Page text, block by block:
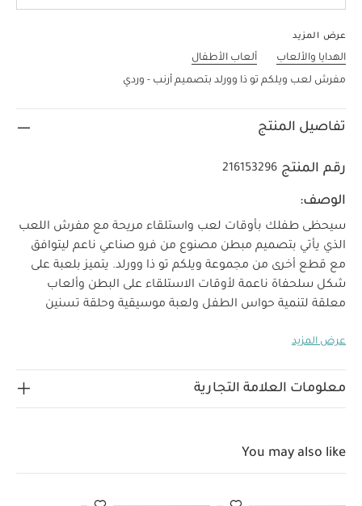
عرض المزيد
الهدايا والألعاب
ألعاب الأطفال
مفرش لعب ويلكم تو ذا وورلد بتصميم أرنب - وردي
تفاصيل المنتج
رقم المنتج 216153296
الوصف:
سيحظى طفلك بأوقات لعب واستلقاء مريحة مع مفرش اللعب
الذي يأتي بتصميم مبطن مصنوع من فرو صناعي ناعم ليتوافق
مع قطع أخرى من مجموعة ويلكم تو ذا وورلد. يتميز بلعبة على
شكل سلحفاة ناعمة لأوقات الاستلقاء على البطن وألعاب
معلقة لتنمية حواس الطفل ولعبة موسيقية وحلقة تسنين
المنتج:
مبطنة
لعبة لتهدئة آلام التسنين
بالمسح فقط
مفرش لعب ورياضة تفاعلي- تحذير: اخلعي أقواس اللعب
عرض المزيد
معلومات العلامة التجارية
You may also like